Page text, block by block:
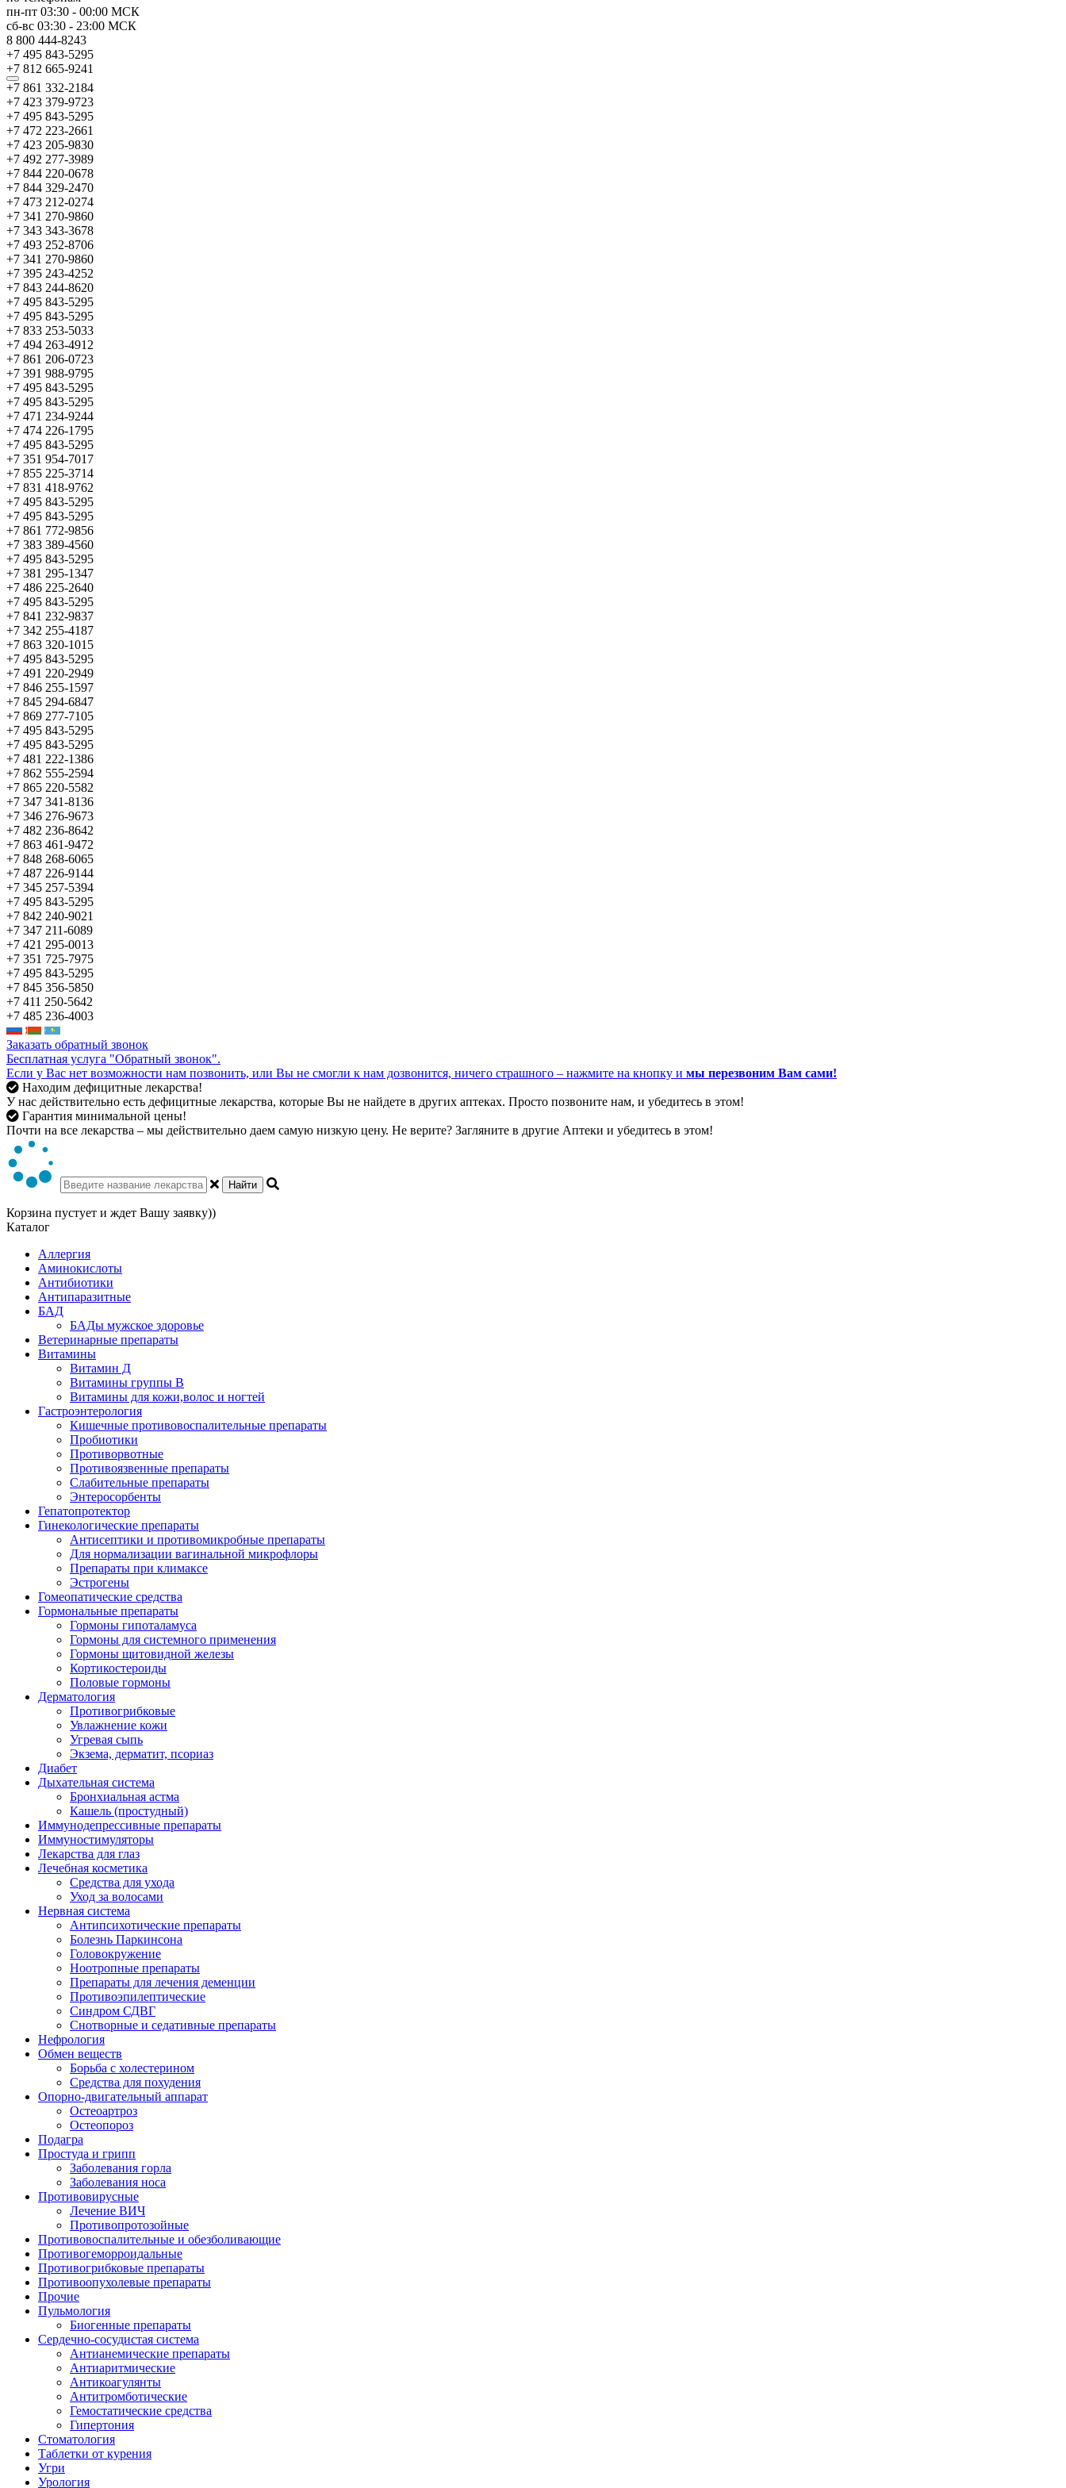
пн-пт 03:30 - 00:00 МСК
сб-вс 03:30 - 23:00 МСК
8 800 444-8243
+7 495 843-5295
+7 812 665-9241
+7 861 332-2184
+7 423 379-9723
+7 495 843-5295
+7 472 223-2661
+7 423 205-9830
+7 492 277-3989
+7 844 220-0678
+7 844 329-2470
+7 473 212-0274
+7 341 270-9860
+7 343 343-3678
+7 493 252-8706
+7 341 270-9860
+7 395 243-4252
+7 843 244-8620
+7 495 843-5295
+7 495 843-5295
+7 833 253-5033
+7 494 263-4912
+7 861 206-0723
+7 391 988-9795
+7 495 843-5295
+7 495 843-5295
+7 471 234-9244
+7 474 226-1795
+7 495 843-5295
+7 351 954-7017
+7 855 225-3714
+7 831 418-9762
+7 495 843-5295
+7 495 843-5295
+7 861 772-9856
+7 383 389-4560
+7 495 843-5295
+7 381 295-1347
+7 486 225-2640
+7 495 843-5295
+7 841 232-9837
+7 342 255-4187
+7 863 320-1015
+7 495 843-5295
+7 491 220-2949
+7 846 255-1597
+7 845 294-6847
+7 869 277-7105
+7 495 843-5295
+7 495 843-5295
+7 481 222-1386
+7 862 555-2594
+7 865 220-5582
+7 347 341-8136
+7 346 276-9673
+7 482 236-8642
+7 863 461-9472
+7 848 268-6065
+7 487 226-9144
+7 345 257-5394
+7 495 843-5295
+7 842 240-9021
+7 347 211-6089
+7 421 295-0013
+7 351 725-7975
+7 495 843-5295
+7 845 356-5850
+7 411 250-5642
+7 485 236-4003
Заказать обратный звонок
Бесплатная услуга "Обратный звонок".
Если у Вас нет возможности нам позвонить, или Вы не смогли к нам дозвонится, ничего страшного – нажмите на кнопку и мы перезвоним Вам сами!
Находим дефицитные лекарства!
У нас действительно есть дефицитные лекарства, которые Вы не найдете в других аптеках. Просто позвоните нам, и убедитесь в этом!
Гарантия минимальной цены!
Почти на все лекарства – мы действительно даем самую низкую цену. Не верите? Загляните в другие Аптеки и убедитесь в этом!
Найти
Корзина пустует и ждет Вашу заявку))
Каталог
Аллергия
Аминокислоты
Антибиотики
Антипаразитные
БАД
БАДы мужское здоровье
Ветеринарные препараты
Витамины
Витамин Д
Витамины группы В
Витамины для кожи,волос и ногтей
Гастроэнтерология
Кишечные противовоспалительные препараты
Пробиотики
Противорвотные
Противоязвенные препараты
Слабительные препараты
Энтеросорбенты
Гепатопротектор
Гинекологические препараты
Антисептики и противомикробные препараты
Для нормализации вагинальной микрофлоры
Препараты при климаксе
Эстрогены
Гомеопатические средства
Гормональные препараты
Гормоны гипоталамуса
Гормоны для системного применения
Гормоны щитовидной железы
Кортикостероиды
Половые гормоны
Дерматология
Противогрибковые
Увлажнение кожи
Угревая сыпь
Экзема, дерматит, псориаз
Диабет
Дыхательная система
Бронхиальная астма
Кашель (простудный)
Иммунодепрессивные препараты
Иммуностимуляторы
Лекарства для глаз
Лечебная косметика
Средства для ухода
Уход за волосами
Нервная система
Антипсихотические препараты
Болезнь Паркинсона
Головокружение
Ноотропные препараты
Препараты для лечения деменции
Противоэпилептические
Синдром СДВГ
Снотворные и седативные препараты
Нефрология
Обмен веществ
Борьба с холестерином
Средства для похудения
Опорно-двигательный аппарат
Остеоартроз
Остеопороз
Подагра
Простуда и грипп
Заболевания горла
Заболевания носа
Противовирусные
Лечение ВИЧ
Противопротозойные
Противовоспалительные и обезболивающие
Противогеморроидальные
Противогрибковые препараты
Противоопухолевые препараты
Прочие
Пульмология
Биогенные препараты
Сердечно-сосудистая система
Антианемические препараты
Антиаритмические
Антикоагулянты
Антитромботические
Гемостатические средства
Гипертония
Стоматология
Таблетки от курения
Угри
Урология